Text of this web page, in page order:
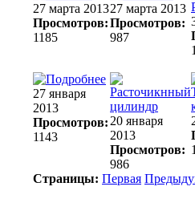
27 марта 2013
Просмотров:
1185
27 марта 2013
Просмотров:
987
27 января
2013
Просмотров:
1143
20 января
2013
Просмотров:
986
Страницы: Первая